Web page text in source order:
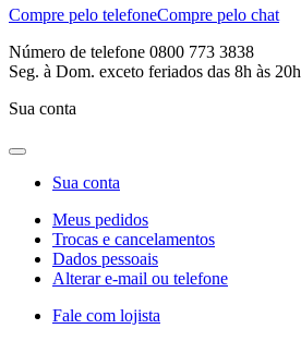
Compre pelo telefoneCompre pelo chat
Número de telefone 0800 773 3838
Seg. à Dom. exceto feriados das 8h às 20h
Sua conta
Sua conta
Meus pedidos
Trocas e cancelamentos
Dados pessoais
Alterar e-mail ou telefone
Fale com lojista